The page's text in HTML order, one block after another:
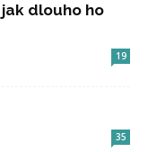
dlouho ho
19
35